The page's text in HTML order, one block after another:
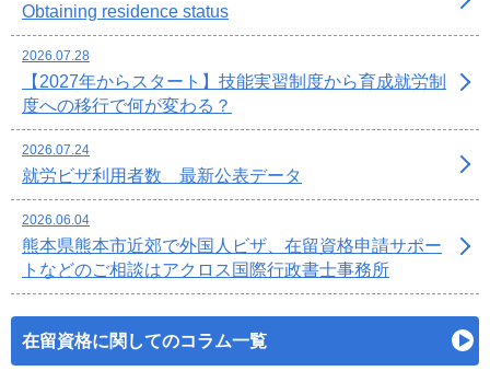
Obtaining residence status
2026.07.28
【2027年からスタート】技能実習制度から育成就労制
度への移行で何が変わる？
2026.07.24
就労ビザ利用者数 最新公表データ
2026.06.04
熊本県熊本市近郊で外国人ビザ、在留資格申請サポー
トなどのご相談はアクロス国際行政書士事務所
在留資格に関してのコラム一覧